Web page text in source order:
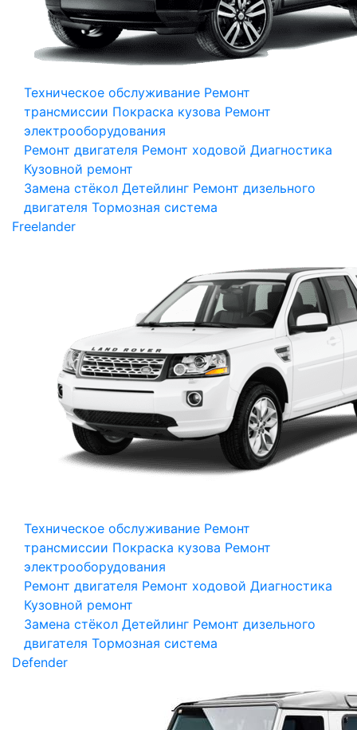
Техническое обслуживание Ремонт
трансмиссии Покраска кузова Ремонт
электрооборудования
Ремонт двигателя Ремонт ходовой Диагностика
Кузовной ремонт
Замена стёкол Детейлинг Ремонт дизельного
двигателя Тормозная система
Freelander
Техническое обслуживание Ремонт
трансмиссии Покраска кузова Ремонт
электрооборудования
Ремонт двигателя Ремонт ходовой Диагностика
Кузовной ремонт
Замена стёкол Детейлинг Ремонт дизельного
двигателя Тормозная система
Defender